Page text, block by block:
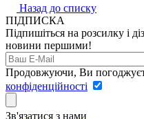
Назад до списку
ПІДПИСКА
Підпишіться на розсилку і
новини першими!
Продовжуючи, Ви
конфіденційності
Зв'язатися з нами